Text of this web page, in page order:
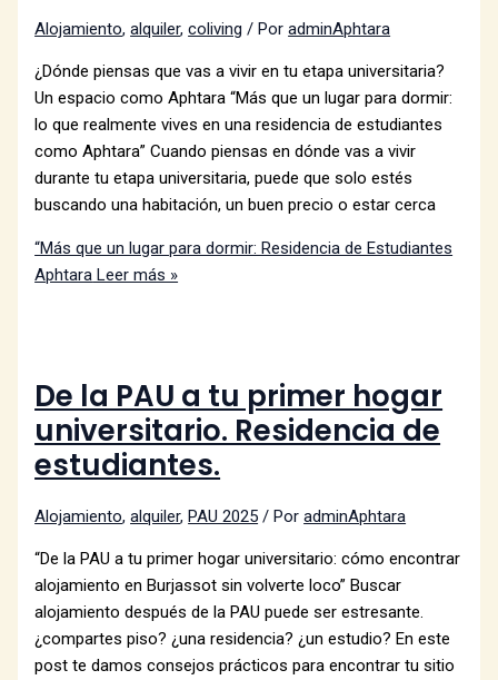
Alojamiento,alquiler,coliving / PoradminAphtara
¿Dónde piensas que vas a vivir en tu etapa universitaria?
Un espacio como Aphtara “Más que un lugar para dormir:
lo que realmente vives en una residencia de estudiantes
como Aphtara” Cuando piensas en dónde vas a vivir
durante tu etapa universitaria, puede que solo estés
buscando una habitación, un buen precio o estar cerca
“Más que un lugar para dormir: Residencia de Estudiantes
Aphtara Leer más »
De la PAU a tu primer hogar
universitario. Residencia de
estudiantes.
Alojamiento,alquiler,PAU 2025 / PoradminAphtara
“De la PAU a tu primer hogar universitario: cómo encontrar
alojamiento en Burjassot sin volverte loco” Buscar
alojamiento después de la PAU puede ser estresante.
¿compartes piso? ¿una residencia? ¿un estudio? En este
post te damos consejos prácticos para encontrar tu sitio